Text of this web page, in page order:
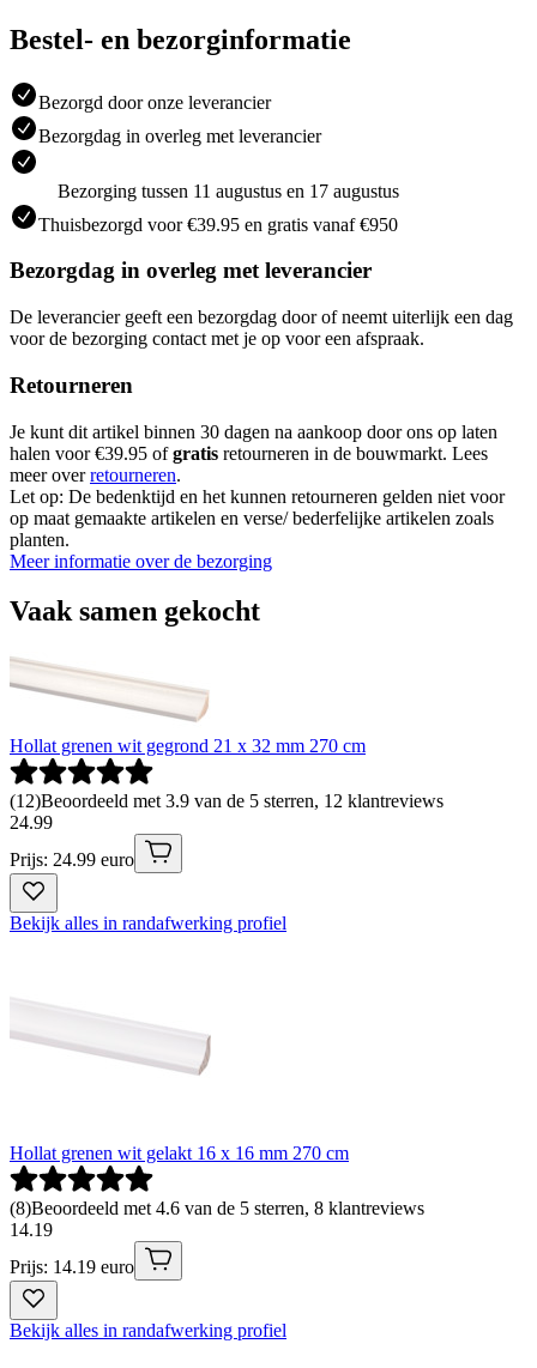
Bestel- en bezorginformatie
Bezorgd door onze leverancier
Bezorgdag in overleg met leverancier
Bezorging tussen 11 augustus en 17 augustus
Thuisbezorgd voor €39.95 en gratis vanaf €950
Bezorgdag in overleg met leverancier
De leverancier geeft een bezorgdag door of neemt uiterlijk een dag
voor de bezorging contact met je op voor een afspraak.
Retourneren
Je kunt dit artikel binnen 30 dagen na aankoop door ons op laten
halen voor €39.95 ofgratis retourneren in de bouwmarkt. Lees
meer overretourneren.
Let op: De bedenktijd en het kunnen retourneren gelden niet voor
op maat gemaakte artikelen en verse/ bederfelijke artikelen zoals
planten.
Meer informatie over de bezorging
Vaak samen gekocht
Hollat grenen wit gegrond 21 x 32 mm 270 cm
(12)Beoordeeld met 3.9 van de 5 sterren, 12 klantreviews
24.99
Prijs: 24.99 euro
Bekijk alles in randafwerking profiel
Hollat grenen wit gelakt 16 x 16 mm 270 cm
(8)Beoordeeld met 4.6 van de 5 sterren, 8 klantreviews
14.19
Prijs: 14.19 euro
Bekijk alles in randafwerking profiel